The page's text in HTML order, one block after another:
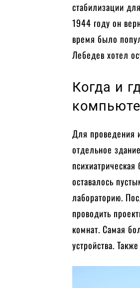
стабилизации
1944 году он
время было
Лебедев хотел
Когда и
Для проведения
отдельное
оставалось
лабораторию.
проводить
комнат. Самая
устройства.